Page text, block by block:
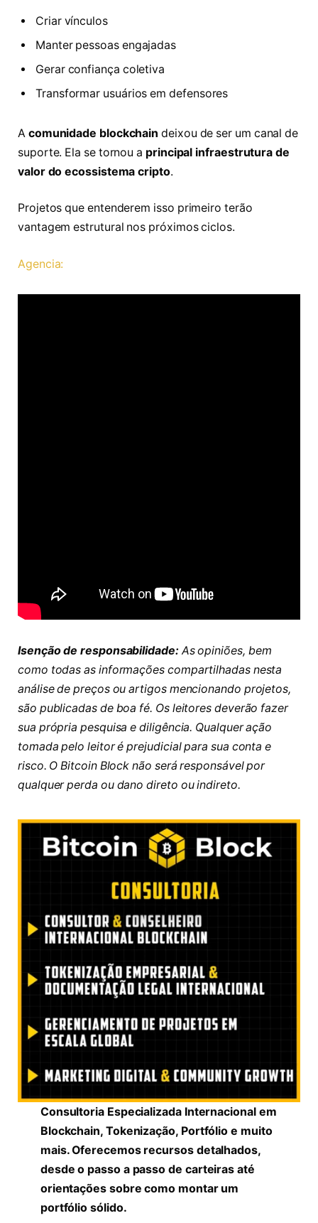
Criar vínculos
Manter pessoas engajadas
Gerar confiança coletiva
Transformar usuários em defensores
A comunidade blockchain deixou de ser um canal de
suporte. Ela se tornou a principal infraestrutura de
valor do ecossistema cripto.
Projetos que entenderem isso primeiro terão
vantagem estrutural nos próximos ciclos.
Agencia:
Isenção de responsabilidade:As opiniões, bem
como todas as informações compartilhadas nesta
análise de preços ou artigos mencionando projetos,
são publicadas de boa fé. Os leitores deverão fazer
sua própria pesquisa e diligência. Qualquer ação
tomada pelo leitor é prejudicial para sua conta e
risco. O Bitcoin Block não será responsável por
qualquer perda ou dano direto ou indireto.
Consultoria Especializada Internacional em
Blockchain, Tokenização, Portfólio e muito
mais. Oferecemos recursos detalhados,
desde o passo a passo de carteiras até
orientações sobre como montar um
portfólio sólido.